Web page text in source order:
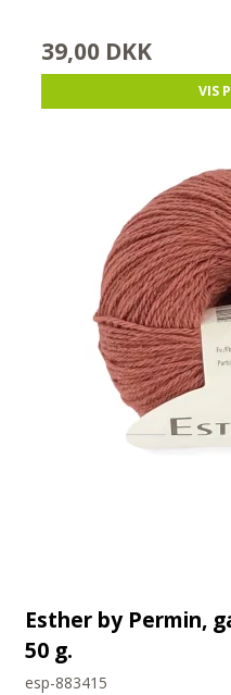
39,00 DKK
VIS
Esther by Permin,
50 g.
esp-883415